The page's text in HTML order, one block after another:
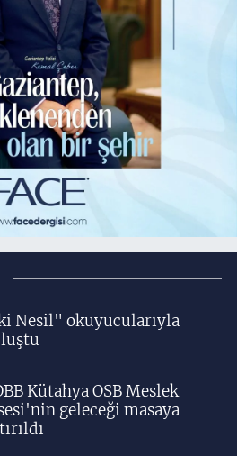
Nesil" okuyucularıyla
Kütahya OSB Meslek
geleceği masaya